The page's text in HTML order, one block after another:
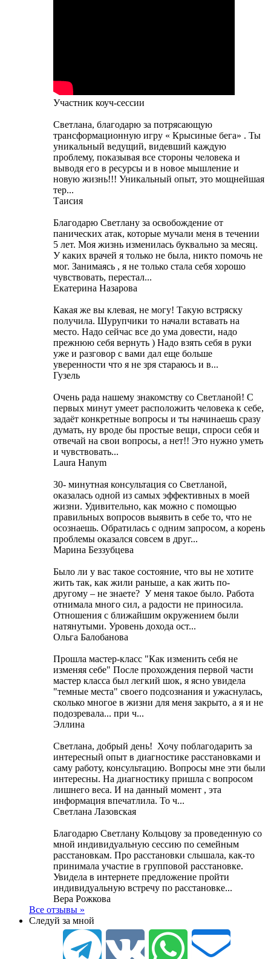
Участник коуч-сессии
Светлана, благодарю за потрясающую
трансформационную игру « Крысиные бега» . Ты
уникальный ведущий, видевший каждую
проблему, показывая все стороны человека и
выводя его в ресурсы и в новое мышление и
новую жизнь!!! Уникальный опыт, это мощнейшая
тер...
Таисия
Благодарю Светлану за освобождение от
панических атак, которые мучали меня в течении
5 лет. Моя жизнь изменилась буквально за месяц.
У каких врачей я только не была, никто помочь не
мог. Занимаясь , я не только стала себя хорошо
чувствовать, перестал...
Екатерина Назарова
Какая же вы клевая, не могу! Такую встряску
получила. Шурупчики то начали вставать на
место. Надо сейчас все до ума довести, надо
прежнюю себя вернуть ) Надо взять себя в руки
уже и разговор с вами дал еще больше
уверенности что я не зря стараюсь и в...
Гузель
Очень рада нашему знакомству со Светланой! С
первых минут умеет расположить человека к себе,
задаёт конкретные вопросы и ты начинаешь сразу
думать, ну вроде бы простые вещи, спроси себя и
отвечай на свои вопросы, а нет!! Это нужно уметь
и чувствовать...
Laura Hanym
30- минутная консультация со Светланой,
оказалась одной из самых эффективных в моей
жизни. Удивительно, как можно с помощью
правильных вопросов выявить в себе то, что не
осознаешь. Обратилась с одним запросом, а корень
проблемы оказался совсем в друг...
Марина Беззубцева
Было ли у вас такое состояние, что вы не хотите
жить так, как жили раньше, а как жить по-
другому – не знаете? У меня такое было. Работа
отнимала много сил, а радости не приносила.
Отношения с ближайшим окружением были
натянутыми. Уровень дохода ост...
Ольга Балобанова
Прошла мастер-класс "Как изменить себя не
изменяя себе" После прохождения первой части
мастер класса был легкий шок, я ясно увидела
"темные места" своего подсознания и ужаснулась,
сколько многое в жизни для меня закрыто, а я и не
подозревала... при ч...
Эллина
Светлана, добрый день! Хочу поблагодарить за
интересный опыт в диагностике расстановками и
саму работу, консультацию. Вопросы мне эти были
интересны. На диагностику пришла с вопросом
лишнего веса. И на данный момент , эта
информация впечатлила. То ч...
Светлана Лазовская
Благодарю Светлану Кольцову за проведенную со
мной индивидуальную сессию по семейным
расстановкам. Про расстановки слышала, как-то
принимала участие в групповой расстановке.
Увидела в интернете предложение пройти
индивидуальную встречу по расстановке...
Вера Рожкова
Все отзывы »
Следуй за мной